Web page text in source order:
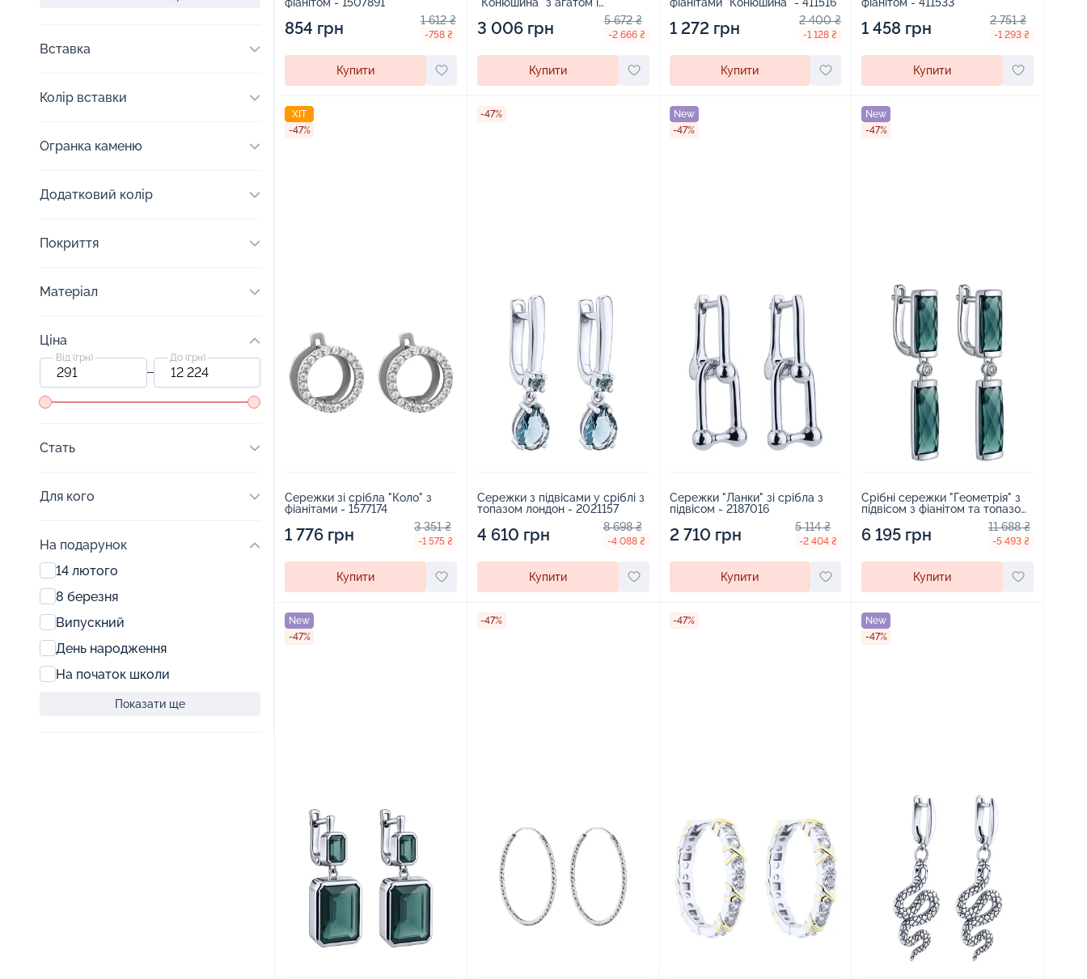
Вставка
Колір вставки
Огранка каменю
Додатковий колір
Покриття
Матеріал
Ціна
Від (грн) До (грн)
Стать
Для кого
На подарунок
14 лютого
8 березня
Випускний
День народження
На початок школи
Показати ще
854 грн 1 612 ₴
-758 ₴
Купити
3 006 грн 5 672 ₴
-2 666 ₴
Купити
1 272 грн 2 400 ₴
-1 128 ₴
Купити
1 458 грн 2 751 ₴
-1 293 ₴
Купити
ХІТ
-47%
Сережки зі срібла "Коло" з
фіанітами - 1577174
1 776 грн 3 351 ₴
-1 575 ₴
Купити
-47%
Сережки з підвісами у сріблі з
топазом лондон - 2021157
4 610 грн 8 698 ₴
-4 088 ₴
Купити
New
-47%
Сережки "Ланки" зі срібла з
підвісом - 2187016
2 710 грн 5 114 ₴
-2 404 ₴
Купити
New
-47%
Срібні сережки "Геометрія" з
підвісом з фіанітом та топазом
6 195 грн 11 688 ₴
-5 493 ₴
Купити
New
-47%
-47% -47%
New
-47%